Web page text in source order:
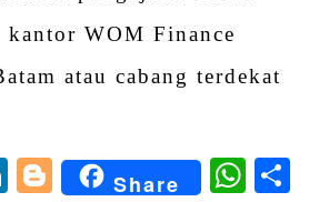
WOM Finance
atau cabang terdekat
LinkedIn
Blogger
Share